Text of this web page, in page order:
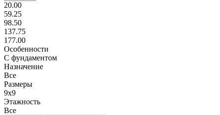
20.00
59.25
98.50
137.75
177.00
Особенности
С фундаментом
Назначение
Все
Размеры
9х9
Этажность
Все